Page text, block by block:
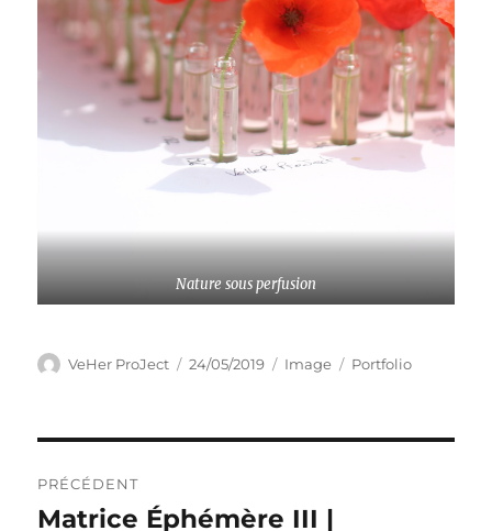
Nature sous perfusion
Auteur
VeHer ProJect
Publié
24/05/2019 Format
Image Catégories
Portfolio
de
PRÉCÉDENT
Publication
Matrice Éphémère III |